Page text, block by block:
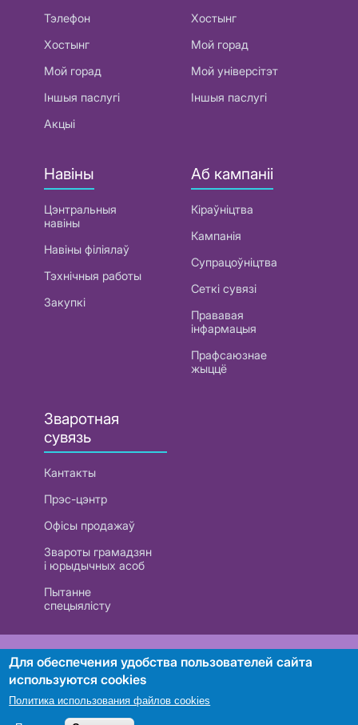
Тэлефон
Хостынг
Мой горад
Іншыя паслугі
Акцыі
Хостынг
Мой горад
Мой універсітэт
Іншыя паслугі
Навіны
Цэнтральныя
навіны
Навіны філіялаў
Тэхнічныя работы
Закупкі
Аб кампаніі
Кіраўніцтва
Кампанія
Супрацоўніцтва
Сеткі сувязі
Прававая
інфармацыя
Прафсаюзнае
жыццё
Зваротная
сувязь
Кантакты
Прэс-цэнтр
Офісы продажаў
Звароты грамадзян
і юрыдычных асоб
Пытанне
спецыялісту
РУП «Белтэлекам». УНП 101007741
Пошук
Для обеспечения удобства пользователей сайта
используются cookies
Политика использования файлов cookies